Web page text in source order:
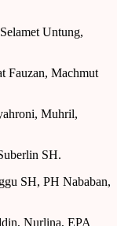
Untung,
Fauzan, Machmut
Muhril,
SH.
SH, PH Nababan,
Nurlina, EPA